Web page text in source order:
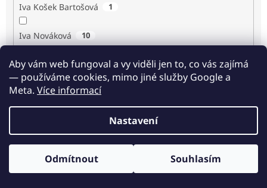
Aby vám web fungoval a vy viděli jen to, co vás zajímá
— používáme cookies, mimo jiné služby Google a
Meta. Více informací
Nastavení
Odmítnout Souhlasím
Iva Košek Bartošová 1
Iva Nováková 10
Iva Procházková 1
Ivan Renč 1
Odběr novinek